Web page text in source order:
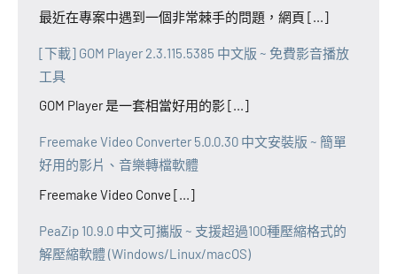
最近在專案中遇到一個非常棘手的問題，網頁 [...]
[下載] GOM Player 2.3.115.5385 中文版 ~ 免費影音播放
工具
GOM Player 是一套相當好用的影 [...]
Freemake Video Converter 5.0.0.30 中文安裝版 ~ 簡單
好用的影片、音樂轉檔軟體
Freemake Video Conve [...]
PeaZip 10.9.0 中文可攜版 ~ 支援超過100種壓縮格式的
解壓縮軟體 (Windows/Linux/macOS)